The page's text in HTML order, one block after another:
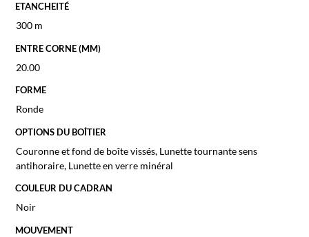
ETANCHEITÉ
300 m
ENTRE CORNE (MM)
20.00
FORME
Ronde
OPTIONS DU BOÎTIER
Couronne et fond de boîte vissés, Lunette tournante sens
antihoraire, Lunette en verre minéral
COULEUR DU CADRAN
Noir
MOUVEMENT